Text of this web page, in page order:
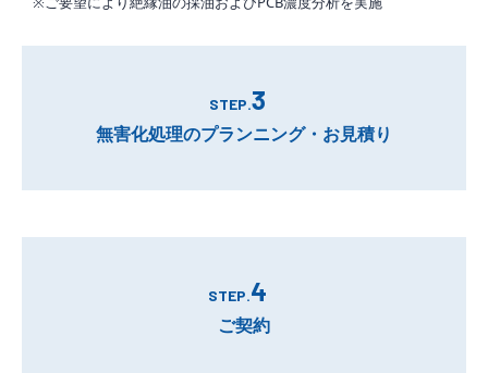
STEP.3
無害化処理のプランニング・お見積り
STEP.4
ご契約